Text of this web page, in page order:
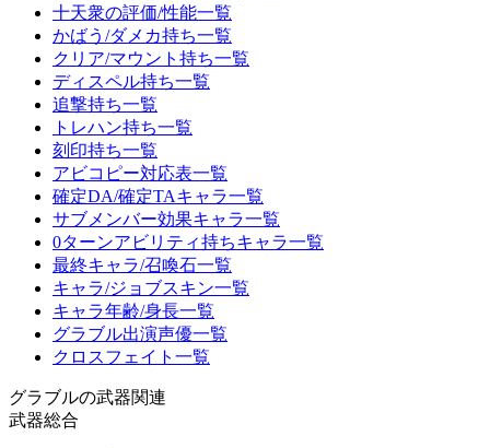
十天衆の評価/性能一覧
かばう/ダメカ持ち一覧
クリア/マウント持ち一覧
ディスペル持ち一覧
追撃持ち一覧
トレハン持ち一覧
刻印持ち一覧
アビコピー対応表一覧
確定DA/確定TAキャラ一覧
サブメンバー効果キャラ一覧
0ターンアビリティ持ちキャラ一覧
最終キャラ/召喚石一覧
キャラ/ジョブスキン一覧
キャラ年齢/身長一覧
グラブル出演声優一覧
クロスフェイト一覧
グラブルの武器関連
武器総合